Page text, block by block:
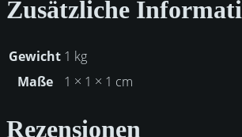
Zusätzliche
Gewicht 1 kg
Maße
1 × 1 × 1 cm
Rezensionen